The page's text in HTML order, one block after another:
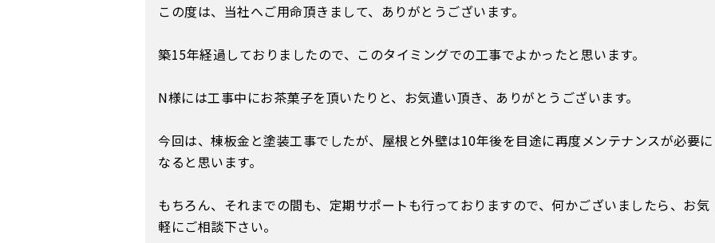
この度は、当社へご用命頂きまして、ありがとうございます。
築15年経過しておりましたので、このタイミングでの工事でよかったと思います。
N様には工事中にお茶菓子を頂いたりと、お気遣い頂き、ありがとうございます。
今回は、棟板金と塗装工事でしたが、屋根と外壁は10年後を目途に再度メンテナンスが必要に
なると思います。
もちろん、それまでの間も、定期サポートも行っておりますので、何かございましたら、お気
軽にご相談下さい。